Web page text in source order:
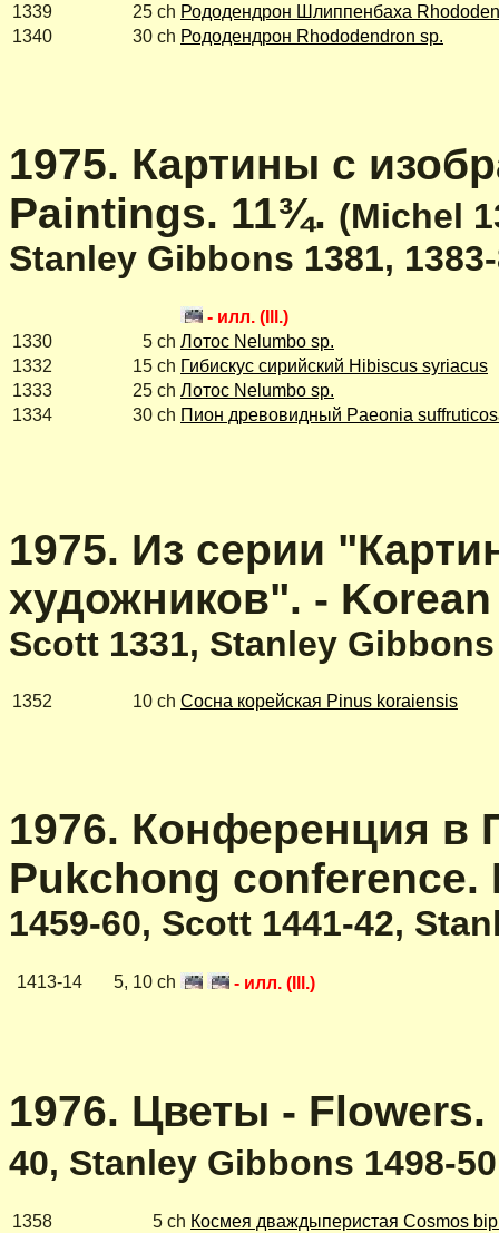
1339
25 ch Рододендрон Шлиппенбаха
1340
30 ch Рододендрон Rhododendron sp.
1975. Картины с
Paintings. 11¾. (Michel
Stanley Gibbons 1381,
- илл. (Ill.)
1330
5 ch Лотос Nelumbo sp.
1332
15 ch Гибискус сирийский Hibiscus syriacus
1333
25 ch Лотос Nelumbo sp.
1334
30 ch Пион древовидный Paeonia
1975. Из серии
художников". -
Scott 1331, Stanley
1352 10 ch Сосна корейская Pinus koraiensis
1976. Конференция в
Pukchong conference.
1459-60, Scott 1441-42,
1413-14 5, 10 ch - илл. (Ill.)
1976. Цветы -
40, Stanley Gibbons 1498-
1358 5 ch Космея дваждыперистая Cosmos